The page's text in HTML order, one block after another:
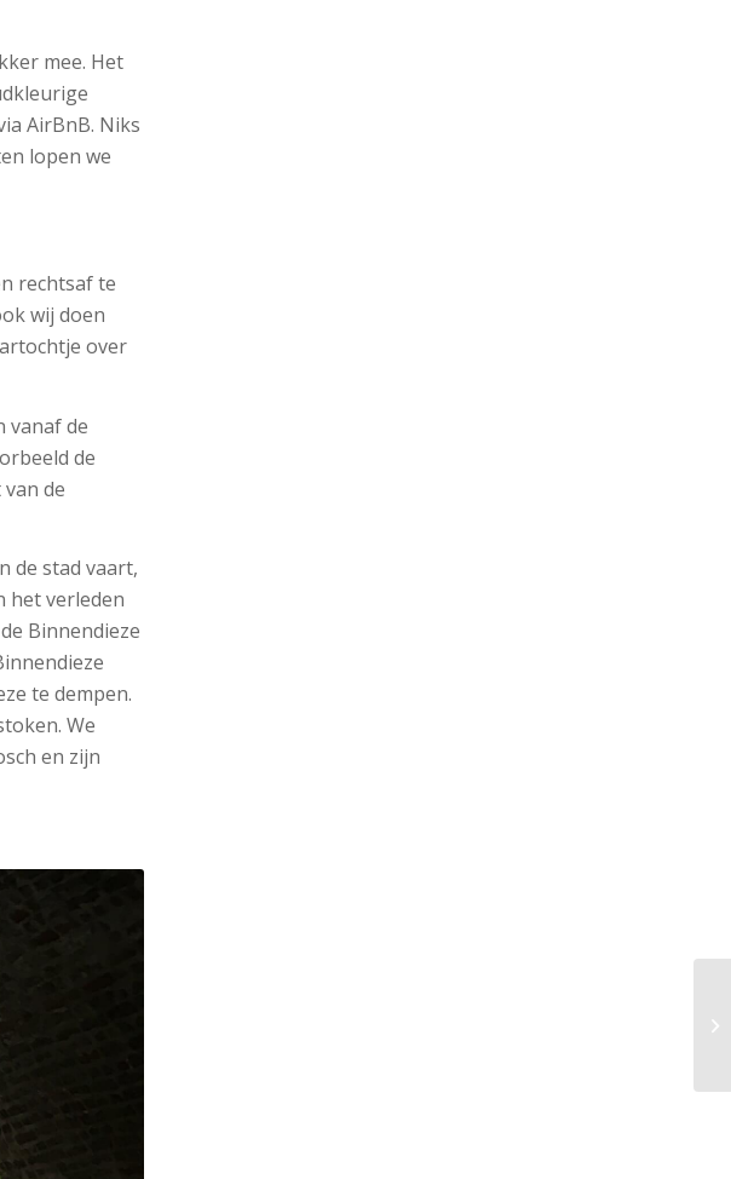
mee. Het
AirBnB. Niks
lopen we
rechtsaf te
wij doen
over
vanaf de
de
de
de stad vaart,
het verleden
Binnendieze
te dempen.
We
en zijn